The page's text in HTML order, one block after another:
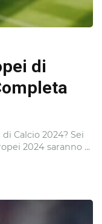
di
Calcio 2024? Sei
2024 saranno ...